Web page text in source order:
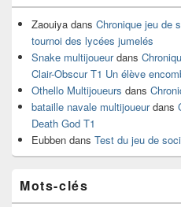
Zaouiya dans Chronique jeu de
tournoi des lycées jumelés
Snake multijoueurdans
Clair-Obscur T1 Un élève
Othello Multijoueurs dans
bataille navale multijoueurdans
Death God T1
Eubben dans Test du jeu de
Mots-clés